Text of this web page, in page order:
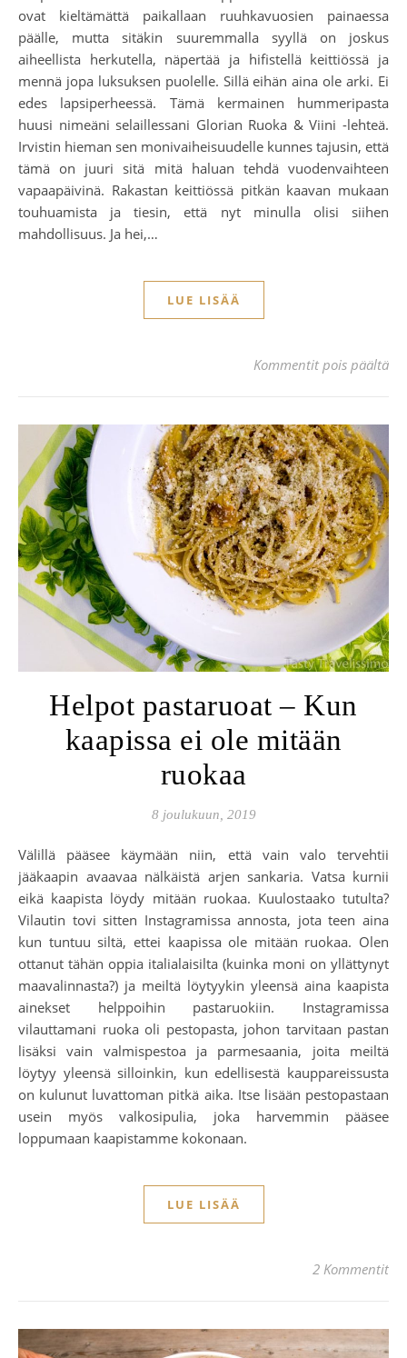
ovat kieltämättä paikallaan ruuhkavuosien painaessa
päälle, mutta sitäkin suuremmalla syyllä on joskus
aiheellista herkutella, näpertää ja hifistellä keittiössä ja
mennä jopa luksuksen puolelle. Sillä eihän aina ole arki. Ei
edes lapsiperheessä. Tämä kermainen hummeripasta
huusi nimeäni selaillessani Glorian Ruoka & Viini -lehteä.
Irvistin hieman sen monivaiheisuudelle kunnes tajusin, että
tämä on juuri sitä mitä haluan tehdä vuodenvaihteen
vapaapäivinä. Rakastan keittiössä pitkän kaavan mukaan
touhuamista ja tiesin, että nyt minulla olisi siihen
mahdollisuus. Ja hei,…
LUE LISÄÄ
Kommentit pois päältä
Helpot pastaruoat – Kun
kaapissa ei ole mitään
ruokaa
8 joulukuun, 2019
Välillä pääsee käymään niin, että vain valo tervehtii
jääkaapin avaavaa nälkäistä arjen sankaria. Vatsa kurnii
eikä kaapista löydy mitään ruokaa. Kuulostaako tutulta?
Vilautin tovi sitten Instagramissa annosta, jota teen aina
kun tuntuu siltä, ettei kaapissa ole mitään ruokaa. Olen
ottanut tähän oppia italialaisilta (kuinka moni on yllättynyt
maavalinnasta?) ja meiltä löytyykin yleensä aina kaapista
ainekset helppoihin pastaruokiin. Instagramissa
vilauttamani ruoka oli pestopasta, johon tarvitaan pastan
lisäksi vain valmispestoa ja parmesaania, joita meiltä
löytyy yleensä silloinkin, kun edellisestä kauppareissusta
on kulunut luvattoman pitkä aika. Itse lisään pestopastaan
usein myös valkosipulia, joka harvemmin pääsee
loppumaan kaapistamme kokonaan.
LUE LISÄÄ
2 Kommentit